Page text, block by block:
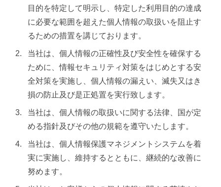
目的を特定して明示し、特定した利用目的の達成
に必要な範囲を超えた個人情報の取扱いを阻止す
るための措置を講じております。
当社は、個人情報の正確性及び安全性を確保する
ために、情報セキュリティ対策をはじめとする安
全対策を実施し、個人情報の漏えい、滅失又はき
損の防止及び是正処置を実行致します。
当社は、個人情報の取扱いに関する法律、国が定
める指針及びその他の規範を遵守いたします。
当社は、個人情報保護マネジメントシステムを着
実に実施し、維持するとともに、継続的な改善に
努めます。